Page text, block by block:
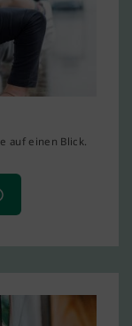
auf einen Blick.